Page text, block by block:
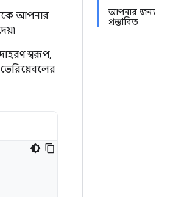
আপনার জন্য
প্রস্তাবিত
আপনার
স্বরূপ,
ভেরিয়েবলের